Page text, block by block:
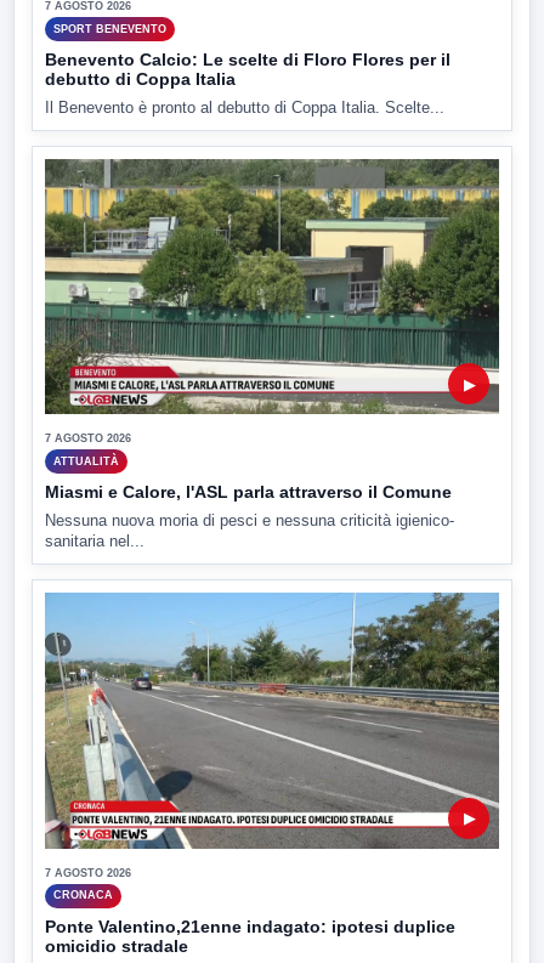
7 AGOSTO 2026
SPORT BENEVENTO
Benevento Calcio: Le scelte di Floro Flores per il
debutto di Coppa Italia
Il Benevento è pronto al debutto di Coppa Italia. Scelte...
▶
7 AGOSTO 2026
ATTUALITÀ
Miasmi e Calore, l'ASL parla attraverso il Comune
Nessuna nuova moria di pesci e nessuna criticità igienico-
sanitaria nel...
▶
7 AGOSTO 2026
CRONACA
Ponte Valentino,21enne indagato: ipotesi duplice
omicidio stradale